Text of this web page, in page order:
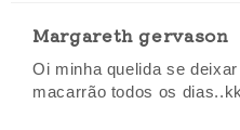
Margareth gervason
Oi minha quelida se
macarrão todos os